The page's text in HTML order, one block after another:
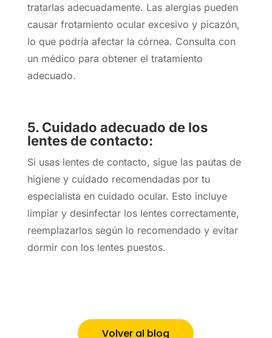
tratarlas adecuadamente. Las alergias pueden
causar frotamiento ocular excesivo y picazón,
lo que podría afectar la córnea. Consulta con
un médico para obtener el tratamiento
adecuado.
5. Cuidado adecuado de los
lentes de contacto:
Si usas lentes de contacto, sigue las pautas de
higiene y cuidado recomendadas por tu
especialista en cuidado ocular. Esto incluye
limpiar y desinfectar los lentes correctamente,
reemplazarlos según lo recomendado y evitar
dormir con los lentes puestos.
Volver al blog